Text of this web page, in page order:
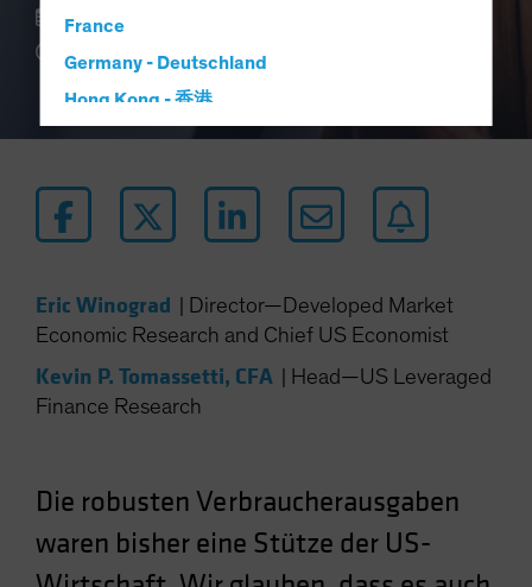
France
Germany - Deutschland
Hong Kong - 香港
Hungary
Italy - Italia
Japan - 日本
Luxembourg and Other EMEA
New Zealand
Poland
Portugal
Singapore
18. September 2023
4 min read
Eric Winograd
Director—Developed Market
Economic Research and Chief US Economist
Kevin P. Tomassetti, CFA
Head—US Leveraged
Finance Research
Die robusten Verbraucherausgaben
waren bisher eine Stütze der US-